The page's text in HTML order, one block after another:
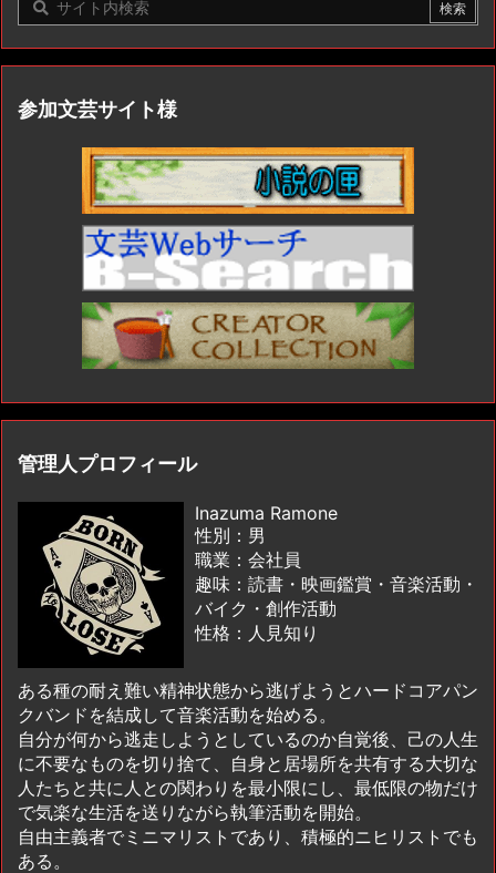
参加文芸サイト様
管理人プロフィール
Inazuma Ramone
性別：男
職業：会社員
趣味：読書・映画鑑賞・音楽活動・
バイク・創作活動
性格：人見知り
ある種の耐え難い精神状態から逃げようとハードコアパン
クバンドを結成して音楽活動を始める。
自分が何から逃走しようとしているのか自覚後、己の人生
に不要なものを切り捨て、自身と居場所を共有する大切な
人たちと共に人との関わりを最小限にし、最低限の物だけ
で気楽な生活を送りながら執筆活動を開始。
自由主義者でミニマリストであり、積極的ニヒリストでも
ある。